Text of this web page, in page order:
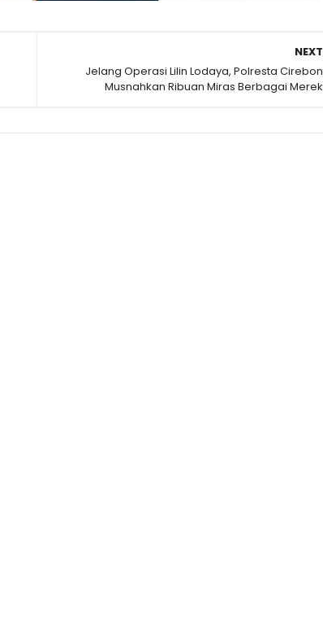
NEXT
Jelang Operasi Lilin Lodaya, Polresta Cirebon
Musnahkan Ribuan Miras Berbagai Merek